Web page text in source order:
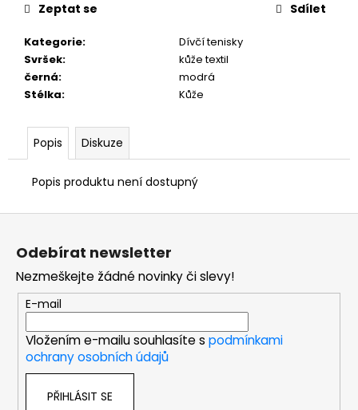
Kategorie:
Dívčí tenisky
Svršek:
kůže textil
černá:
modrá
Stélka: Kůže
Zeptat se Sdílet
Popis Diskuze
Popis produktu není dostupný
m
DÁMSKÉ
PANTOFLE
PETER
ITACA
BEIGE
2
690
Kč
Z
Odebírat newsletter
Nezmeškejte žádné novinky či slevy!
E-mail
Vložením e-mailu souhlasíte s podmínkami
ochrany osobních údajů
PŘIHLÁSIT SE